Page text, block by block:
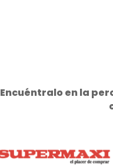
Encuéntralo en la